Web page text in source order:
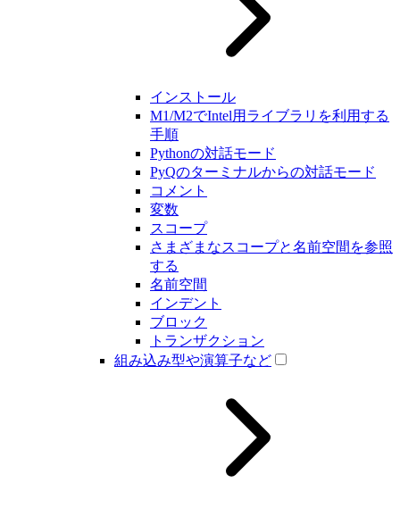
インストール
M1/M2でIntel用ライブラリを利用する
手順
Pythonの対話モード
PyQのターミナルからの対話モード
コメント
変数
スコープ
さまざまなスコープと名前空間を参照
する
名前空間
インデント
ブロック
トランザクション
組み込み型や演算子など